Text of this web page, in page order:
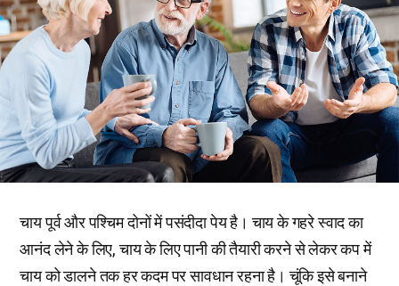
चाय पूर्व और पश्चिम दोनों में पसंदीदा पेय है। चाय के गहरे स्वाद का
आनंद लेने के लिए, चाय के लिए पानी की तैयारी करने से लेकर कप में
चाय को डालने तक हर कदम पर सावधान रहना है। चूंकि इसे बनाने